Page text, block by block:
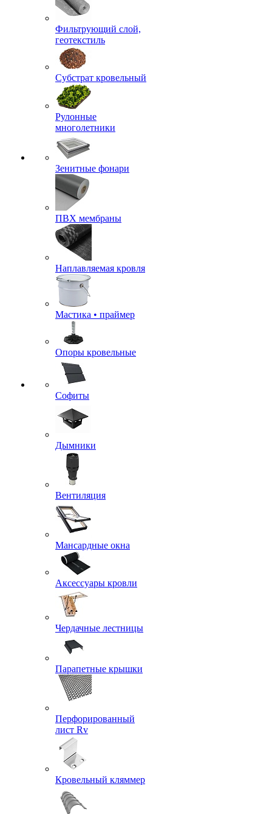
Фильтрующий слой,
геотекстиль
Субстрат кровельный
Рулонные
многолетники
Зенитные фонари
ПВХ мембраны
Наплавляемая кровля
Мастика • праймер
Опоры кровельные
Софиты
Дымники
Вентиляция
Мансардные окна
Аксессуары кровли
Чердачные лестницы
Парапетные крышки
Перфорированный
лист Rv
Кровельный кляммер